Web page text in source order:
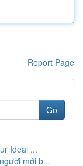
Report Page
Go
Ideal ...
mới b...